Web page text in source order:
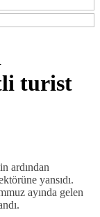
turist
ardından
yansıdı.
ayında gelen